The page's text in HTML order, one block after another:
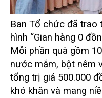
Ban Tổ chức đã trao
hình “Gian hàng 0
Mỗi phần quà gồm
nước mắm, bột nêm
tổng trị giá 500.000
khó khăn và mang